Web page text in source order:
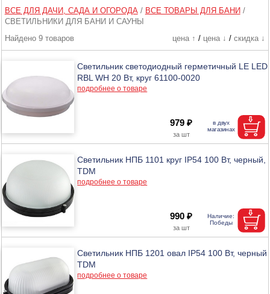
ВСЕ ДЛЯ ДАЧИ, САДА И ОГОРОДА/ ВСЕ ТОВАРЫ ДЛЯ БАНИ /
СВЕТИЛЬНИКИ ДЛЯ БАНИ И САУНЫ
Найдено 9 товаров
цена ↑ / цена ↓ / скидка ↓
Светильник светодиодный герметичный LE LED
RBL WH 20 Вт, круг 61100-0020
подробнее о товаре
979 ₽
Светильник НПБ 1101 круг IP54 100 Вт, черный,
TDM
подробнее о товаре
990 ₽
Светильник НПБ 1201 овал IP54 100 Вт, черный
TDM
подробнее о товаре